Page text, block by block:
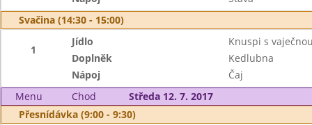
Svačina (14:30 - 15:00)
1
Jídlo
Knuspi s
Doplněk
Kedlubna
Nápoj
Čaj
Menu
Chod
Středa 12. 7. 2017
Přesnídávka (9:00 - 9:30)